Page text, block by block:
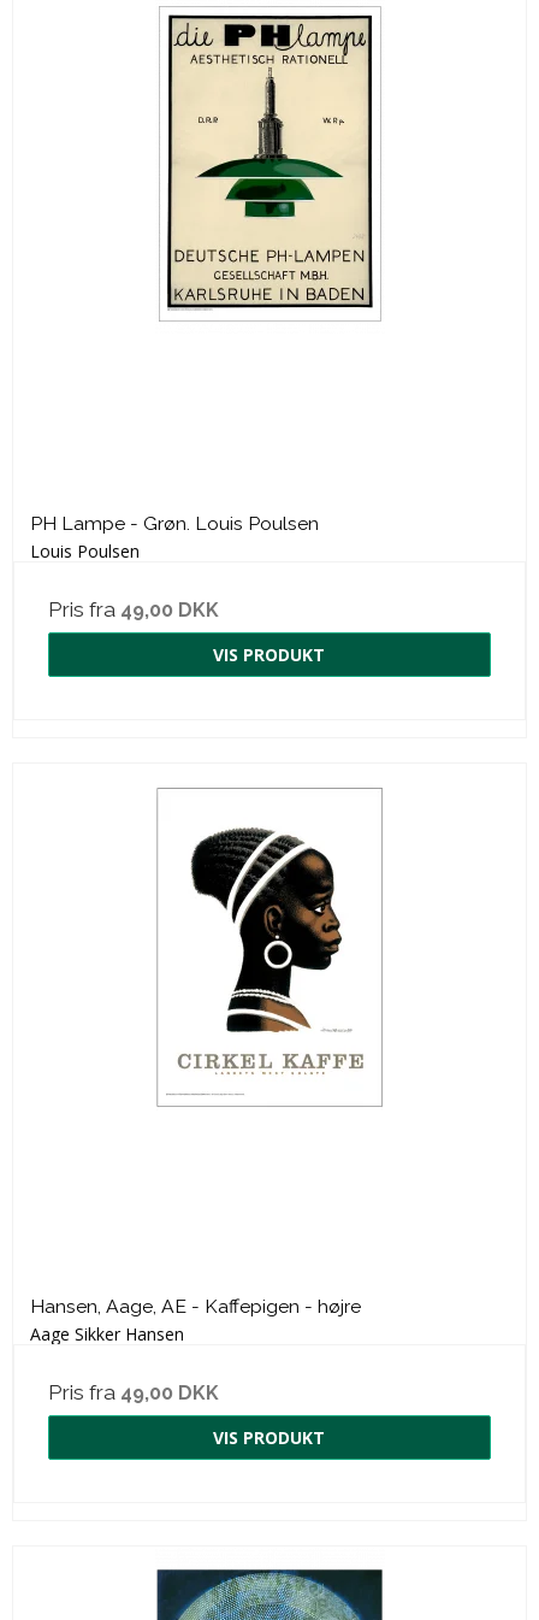
PH Lampe - Grøn. Louis Poulsen
Louis Poulsen
Pris fra 49,00 DKK
VIS PRODUKT
Hansen, Aage, AE - Kaffepigen - højre
Aage Sikker Hansen
Pris fra 49,00 DKK
VIS PRODUKT